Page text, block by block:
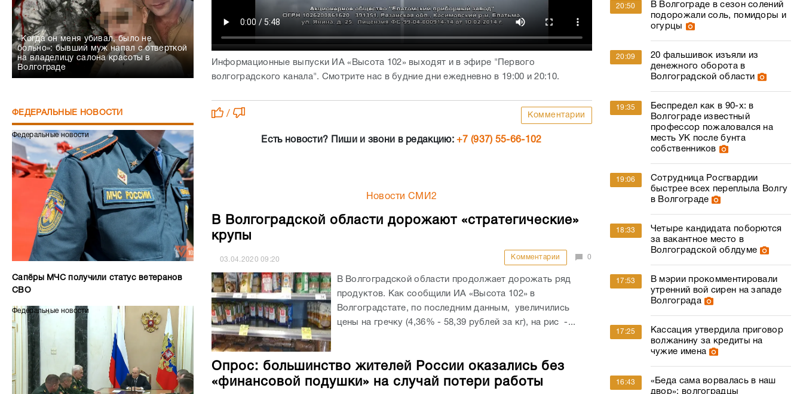
«Когда он меня убивал, было не
больно»: бывший муж напал с отверткой
на владелицу салона красоты в
Волгограде
ФЕДЕРАЛЬНЫЕ НОВОСТИ
Федеральные новости
Сапёры МЧС получили статус ветеранов
СВО
Федеральные новости
Информационные выпуски ИА «Высота 102» выходят и в эфире "Первого
волгоградского канала". Смотрите нас в будние дни ежедневно в 19:00 и 20:10.
/ Комментарии
Есть новости? Пиши и звони в редакцию:+7 (937) 55-66-102
Новости СМИ2
В Волгоградской области дорожают «стратегические»
крупы
03.04.202009:20 Комментарии 0
В Волгоградской области продолжает дорожать ряд
продуктов. Как сообщили ИА «Высота 102» в
Волгоградстате, по последним данным, увеличились
цены на гречку (4,36% - 58,39 рублей за кг), на рис -...
Опрос: большинство жителей России оказались без
«финансовой подушки» на случай потери работы
20:50
В Волгограде в сезон солений
подорожали соль, помидоры и
огурцы
20:09
20 фальшивок изъяли из
денежного оборота в
Волгоградской области
19:35
Беспредел как в 90-х: в
Волгограде известный
профессор пожаловался на
месть УК после бунта
собственников
19:06
Сотрудница Росгвардии
быстрее всех переплыла Волгу
в Волгограде
18:33
Четыре кандидата поборются
за вакантное место в
Волгоградской облдуме
17:53
В мэрии прокомментировали
утренний вой сирен на западе
Волгограда
17:25
Кассация утвердила приговор
волжанину за кредиты на
чужие имена
16:43
«Беда сама ворвалась в наш
двор»: волгоградцы